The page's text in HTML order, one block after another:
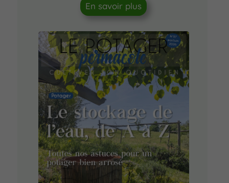
En savoir plus